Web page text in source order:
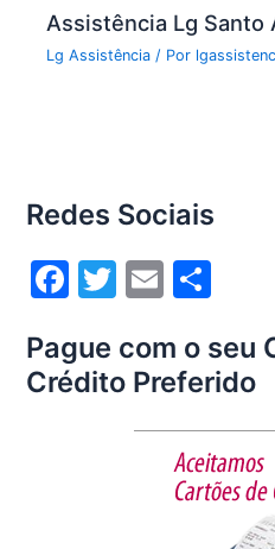
Assistência Lg Santo
Lg Assistência / Por
Redes Sociais
F
c
e
T
itt
er
E
ai
l
ar
e
Pague com o seu
Crédito Preferido